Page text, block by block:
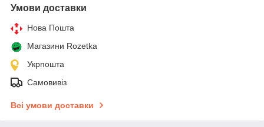
Умови доставки
Нова Пошта
Магазини Rozetka
Укрпошта
Самовивіз
Всі умови доставки